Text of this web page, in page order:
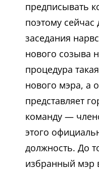
предписывать
поэтому сейчас
заседания
нового созыва
процедура
нового мэра, а
представляет
команду —
этого
должность. До
избранный мэр